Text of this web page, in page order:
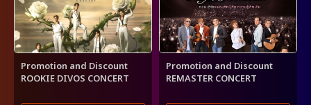
Promotion and Discount
ROOKIE DIVOS CONCERT
Promotion and Discount
REMASTER CONCERT